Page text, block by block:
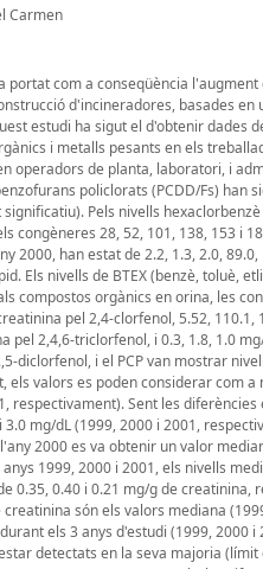
Carmen
portat com a conseqüència
d'incineradores, basades
estudi ha sigut el d'obtenir dades
i metalls pesants en els
operadors de planta, laboratori, i
policlorats (PCDD/Fs)
Pels nivells
congèneres 28, 52, 101, 138, 153 i
2000, han estat de 2.2, 1.3, 2.0,
Els nivells de BTEX (benzè,
compostos orgànics en orina, les
pel 2,4-clorfenol, 5.52,
pel 2,4,6-triclorfenol, i 0.3, 1.8, 1.0
diclorfenol, i el PCP van mostrar
valors es poden considerar com
respectivament). Sent les
mg/dL (1999, 2000 i 2001,
2000 es va obtenir un valor
1999, 2000 i 2001, els nivells
0.35, 0.40 i 0.21 mg/g de
són els valors mediana
els 3 anys d'estudi (1999,
detectats en la seva majoria